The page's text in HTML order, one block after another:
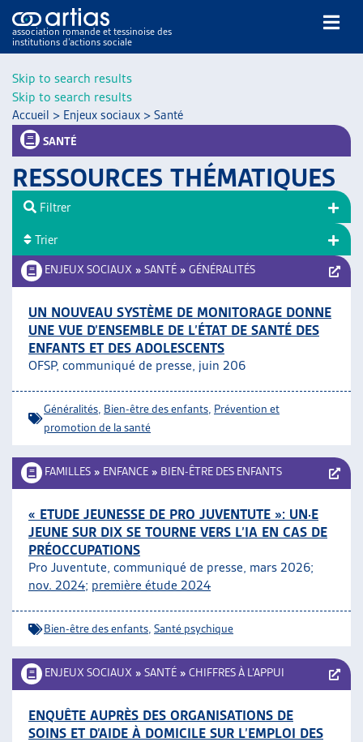
Skip to search results
Skip to search results
association romande et tessinoise des
institutions d’actions sociale
NOS PUBLICATIONS
DOSSIERS DU MOIS
VEILLE
RESSOURCES
THÉMATIQUES
GUIDE SOCIAL ROMAND
AUTRES
PROJETS ET ACTIVITÉS
Accueil > Enjeux sociaux > Santé
SANTÉ
RESSOURCES THÉMATIQUES
ENJEUX SOCIAUX » SANTÉ » GÉNÉRALITÉS
UN NOUVEAU SYSTÈME DE MONITORAGE DONNE
UNE VUE D’ENSEMBLE DE L’ÉTAT DE SANTÉ DES
ENFANTS ET DES ADOLESCENTS
OFSP, communiqué de presse, juin 206
Généralités Bien-être des enfants Prévention et
promotion de la santé
FAMILLES » ENFANCE » BIEN-ÊTRE DES ENFANTS
« ETUDE JEUNESSE DE PRO JUVENTUTE »: UN·E
JEUNE SUR DIX SE TOURNE VERS L’IA EN CAS DE
PRÉOCCUPATIONS
Pro Juventute, communiqué de presse, mars 2026;
nov. 2024; première étude 2024
Bien-être des enfants Santé psychique
ENJEUX SOCIAUX » SANTÉ » CHIFFRES À L’APPUI
ENQUÊTE AUPRÈS DES ORGANISATIONS DE
SOINS ET D’AIDE À DOMICILE SUR L’EMPLOI DES
Filtrer
Trier